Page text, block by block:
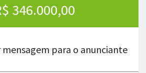
346.000,00
mensagem para o anunciante